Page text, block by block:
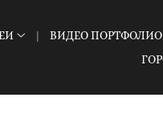
ВИДЕО ПОРТФОЛИО